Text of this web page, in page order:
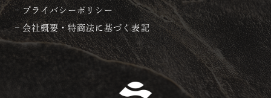
プライバシーポリシー
会社概要・特商法に基づく表記